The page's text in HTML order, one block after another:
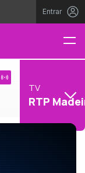
Entrar
TV
RTP